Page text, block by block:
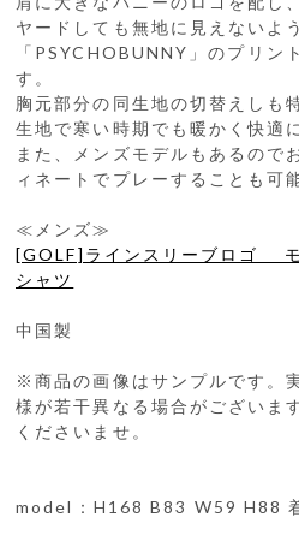
ヤードしても無地に見えないよ
「PSYCHOBUNNY」のプリン
す。
胸元部分の同生地の切替えしも
生地で寒い時期でも暖かく快適
また、メンズモデルもあるので
ィネートでプレーすることも可
≪メンズ≫
[GOLF]ラインスリーブロゴ モ
シャツ
中国製
※商品の画像はサンプルです。
様が若干異なる場合がございま
くださいませ。
model：H168 B83 W59 H88